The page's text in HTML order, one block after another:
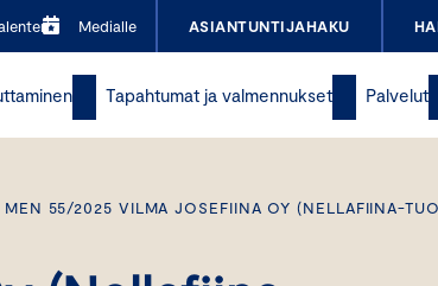
Medialle ASIANTUNTIJAHAKU
Tapahtumat ja valmennukset Palvelut
MEN 55/2025 VILMA JOSEFIINA OY (NELLAFIINA-